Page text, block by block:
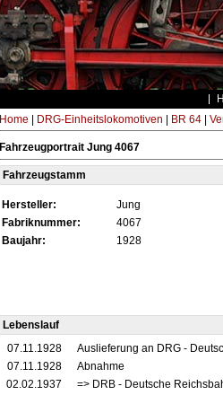
Home DRG-Einheitslokomotiven BR 64|
Fahrzeugportrait Jung 4067
Fahrzeugstamm
Hersteller:
Jung
Fabriknummer:
4067
Baujahr:
1928
Lebenslauf
07.11.1928
Auslieferung an DRG -
07.11.1928
Abnahme
02.02.1937
=> DRB - Deutsche